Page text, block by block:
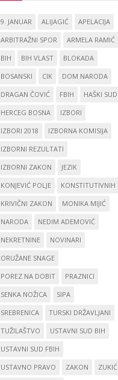
9. JANUAR ALIJAGIĆ
APELACIJA
ARBITRAŽNI SPOR
ARMELA RAMIĆ
BIH
BIH VLAST
BLOKADA
BOSANSKI
CIK
DOM NARODA
DRAGAN ČOVIĆ
FBIH
HAŠKI SUD
HERCEG BOSNA
IZBORI
IZBORI 2018
IZBORNA KOMISIJA
IZBORNI REZULTATI
IZBORNI ZAKON
JEZIK
KONJEVIĆ POLJE
KONSTITUTIVNIH
KRIVIČNI ZAKON
MONIKA MIJIĆ
NARODA
NEDIM ADEMOVIĆ
NEKRETNINE
NOVINARI
ORUŽANE SNAGE
POREZ NA DOBIT
PRAZNICI
SENKA NOŽICA
SIPA
SREBRENICA
TURSKI DRŽAVLJANI
TUŽILAŠTVO
USTAVNI SUD BIH
USTAVNI SUD FBIH
USTAVNO PRAVO
ZAKON
ZUKIĆ